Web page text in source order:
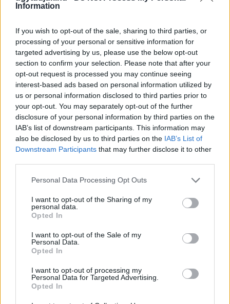
Information
If you wish to opt-out of the sale, sharing to third parties, or
processing of your personal or sensitive information for
targeted advertising by us, please use the below opt-out
section to confirm your selection. Please note that after your
opt-out request is processed you may continue seeing
interest-based ads based on personal information utilized by
us or personal information disclosed to third parties prior to
your opt-out. You may separately opt-out of the further
disclosure of your personal information by third parties on the
IAB’s list of downstream participants. This information may
also be disclosed by us to third parties on the IAB’s List of
Downstream Participants that may further disclose it to other
Please note that this website/app uses one or more Google
not limited to your visit or usage behaviour. You may click to
grant or deny consent to Google and its third-party tags to
use your data for below specified purposes in below Google
consent section.
Personal Data Processing Opt Outs
I want to opt-out of the Sharing of my
personal data.
Opted In
I want to opt-out of the Sale of my
Personal Data.
Opted In
I want to opt-out of processing my
Personal Data for Targeted Advertising.
Opted In
A NAPOKBAN BEFEJEZŐDIK A GYŐRI
DÍSZKIVILÁGÍTÁS LEKAPCSOLÁSA
A város 77 helyszínén zajlik a munkavégzés, a Győr Projekt
kezelésében lévő épületek egy részét is érinti az intézkedés.